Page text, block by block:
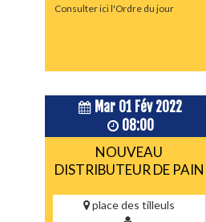
Consulter ici l'Ordre du jour
Mar 01 Fév 2022
08:00
NOUVEAU
DISTRIBUTEUR DE PAIN
place des tilleuls